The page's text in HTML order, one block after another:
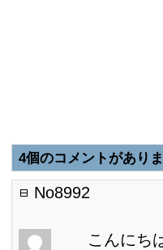
4個のコメントがあり
No8992
こんにち